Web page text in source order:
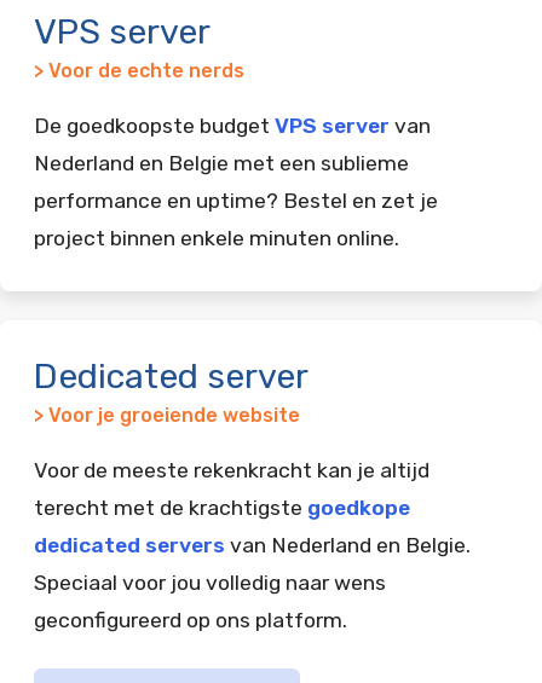
VPS server
> Voor de echte nerds
De goedkoopste budget VPS server van
Nederland en Belgie met een sublieme
performance en uptime? Bestel en zet je
project binnen enkele minuten online.
Dedicated server
> Voor je groeiende website
Voor de meeste rekenkracht kan je altijd
terecht met de krachtigste goedkope
dedicated servers van Nederland en Belgie.
Speciaal voor jou volledig naar wens
geconfigureerd op ons platform.